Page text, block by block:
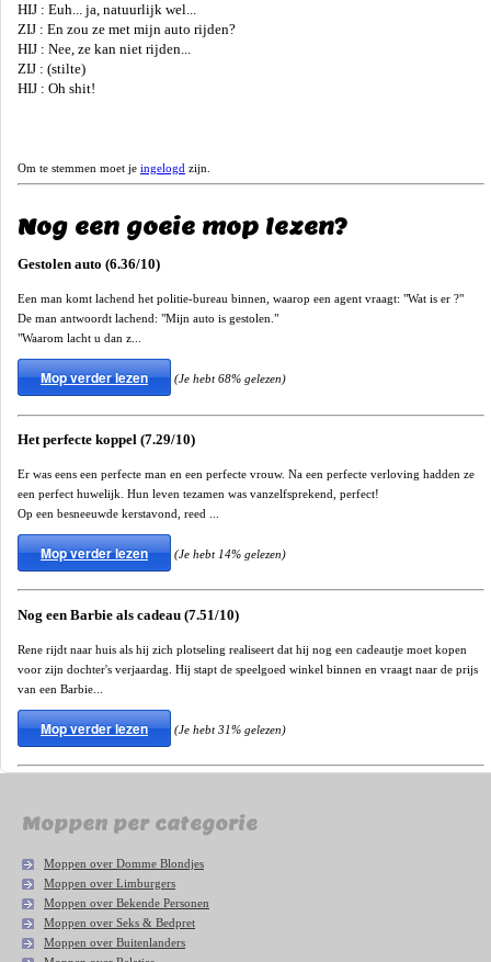
HIJ : Euh... ja, natuurlijk wel...
ZIJ : En zou ze met mijn auto rijden?
HIJ : Nee, ze kan niet rijden...
ZIJ : (stilte)
HIJ : Oh shit!
Om te stemmen moet je ingelogd zijn.
Nog een goeie mop lezen?
Gestolen auto (6.36/10)
Een man komt lachend het politie-bureau binnen, waarop een agent vraagt: "Wat is er ?"
De man antwoordt lachend: "Mijn auto is gestolen."
"Waarom lacht u dan z...
Mop verder lezen (Je hebt 68% gelezen)
Het perfecte koppel (7.29/10)
Er was eens een perfecte man en een perfecte vrouw. Na een perfecte verloving hadden ze
een perfect huwelijk. Hun leven tezamen was vanzelfsprekend, perfect!
Op een besneeuwde kerstavond, reed ...
Mop verder lezen (Je hebt 14% gelezen)
Nog een Barbie als cadeau (7.51/10)
Rene rijdt naar huis als hij zich plotseling realiseert dat hij nog een cadeautje moet kopen
voor zijn dochter's verjaardag. Hij stapt de speelgoed winkel binnen en vraagt naar de prijs
van een Barbie...
Mop verder lezen (Je hebt 31% gelezen)
Moppen per categorie
Moppen over Domme Blondjes
Moppen over Limburgers
Moppen over Bekende Personen
Moppen over Seks & Bedpret
Moppen over Buitenlanders